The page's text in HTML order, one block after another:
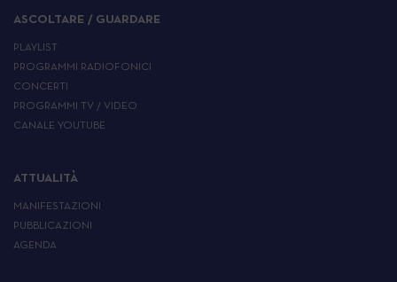
ASCOLTARE / GUARDARE
PLAYLIST
PROGRAMMI RADIOFONICI
CONCERTI
PROGRAMMI TV / VIDEO
CANALE YOUTUBE
ATTUALITÀ
MANIFESTAZIONI
PUBBLICAZIONI
AGENDA